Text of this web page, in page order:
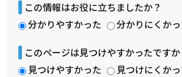
この情報はお役に立ちましたか？
分かりやすかった
分かりにくか
このページは見つけやすかったですか
見つけやすかった
見つけにくか